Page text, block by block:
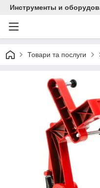
Инструменты и
Товари та послуги